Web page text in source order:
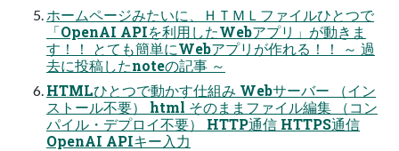
ホームページみたいに、ＨＴＭＬファイルひとつで
「OpenAI APIを利用したWebアプリ」が動きま
す！！ とても簡単にWebアプリが作れる！！ ～ 過
去に投稿したnoteの記事 ～
HTMLひとつで動かす仕組み Webサーバー （イン
ストール不要） html そのままファイル編集 （コン
パイル・デプロイ不要） HTTP通信 HTTPS通信
OpenAI APIキー入力